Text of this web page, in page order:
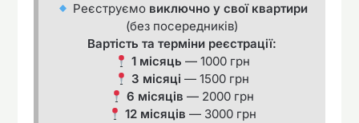
Реєструємо виключно у свої квартири
(без посередників)
Вартість та терміни реєстрації:
1 місяць — 1000 грн
3 місяці — 1500 грн
6 місяців — 2000 грн
12 місяців — 3000 грн